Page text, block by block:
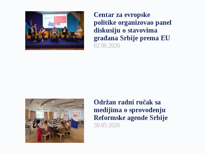
Centar za evropske
politike organizovao panel
diskusiju o stavovima
građana Srbije prema EU
02.06.2026
Održan radni ručak sa
medijima o sprovođenju
Reformske agende Srbije
30.05.2026